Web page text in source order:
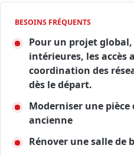
BESOINS FRÉQUENTS
Pour un projet
intérieures, les accès
coordination des
dès le départ.
Moderniser une
ancienne
Rénover une salle de